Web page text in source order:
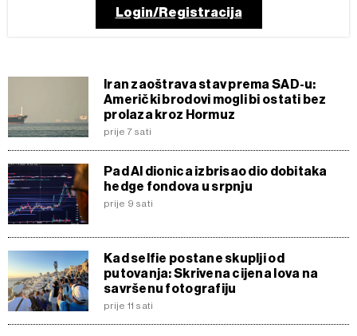
Login/Registracija
Iran zaoštrava stav prema SAD-u:
Američki brodovi mogli bi ostati bez
prolaza kroz Hormuz
prije 7 sati
Pad AI dionica izbrisao dio dobitaka
hedge fondova u srpnju
prije 9 sati
Kad selfie postane skuplji od
putovanja: Skrivena cijena lova na
savršenu fotografiju
prije 11 sati